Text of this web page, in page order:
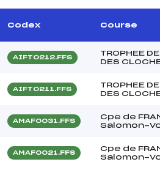
Codex Course
AIFT0212.FFS
TROPHEE
DES
AIFT0211.FFS
TROPHEE
DES
AMAF0031.FFS
Cpe de
Salomon-
AMAF0021.FFS
Cpe de
Salomon-